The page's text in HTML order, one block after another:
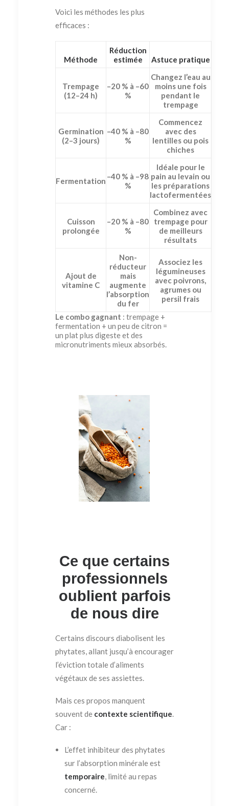
Voici les méthodes les plus
efficaces :
Méthode
Réduction
estimée
Astuce pratique
Trempage
(12–24 h)
–20 % à –60
%
Changez l’eau au
moins une fois
pendant le
trempage
Germination
(2–3 jours)
–40 % à –80
%
Commencez
avec des
lentilles ou pois
chiches
Fermentation –40 % à –98
%
Idéale pour le
pain au levain ou
les préparations
lactofermentées
Cuisson
prolongée
–20 % à –80
%
Combinez avec
trempage pour
de meilleurs
résultats
Ajout de
vitamine C
Non-
réducteur
mais
augmente
l’absorption
du fer
Associez les
légumineuses
avec poivrons,
agrumes ou
persil frais
Le combo gagnant : trempage +
fermentation + un peu de citron =
un plat plus digeste et des
micronutriments mieux absorbés.
Ce que certains
professionnels
oublient parfois
de nous dire
Certains discours diabolisent les
phytates, allant jusqu’à encourager
l’éviction totale d’aliments
végétaux de ses assiettes.
Mais ces propos manquent
souvent de contexte scientifique.
Car :
L’effet inhibiteur des phytates
sur l’absorption minérale est
temporaire, limité au repas
concerné.